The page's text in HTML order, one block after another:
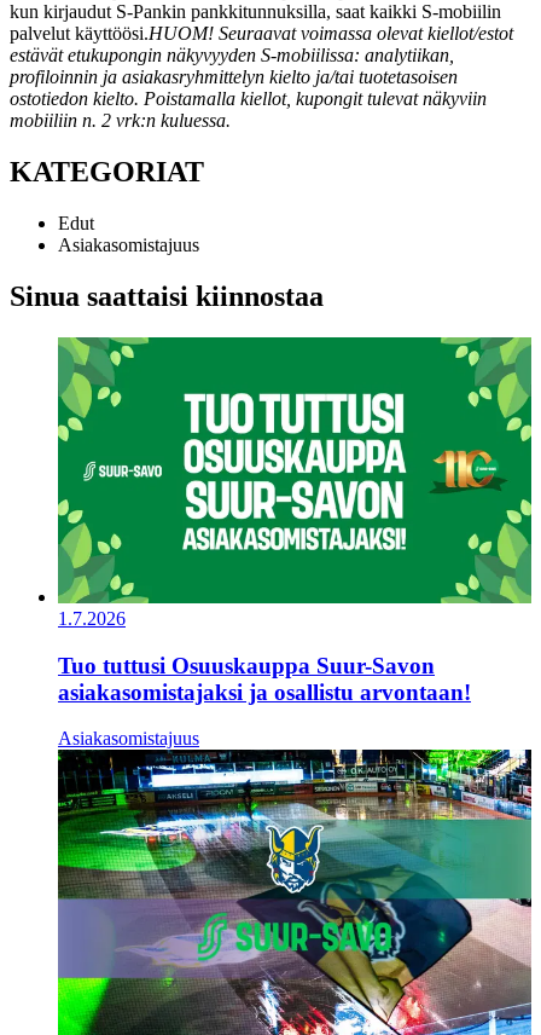
kun kirjaudut S-Pankin pankkitunnuksilla, saat kaikki S-mobiilin
palvelut käyttöösi.HUOM! Seuraavat voimassa olevat kiellot/estot
estävät etukupongin näkyvyyden S-mobiilissa: analytiikan,
profiloinnin ja asiakasryhmittelyn kielto ja/tai tuotetasoisen
ostotiedon kielto. Poistamalla kiellot, kupongit tulevat näkyviin
mobiiliin n. 2 vrk:n kuluessa.
KATEGORIAT
Edut
Asiakasomistajuus
Sinua saattaisi kiinnostaa
1.7.2026
Tuo tuttusi Osuuskauppa Suur-Savon
asiakasomistajaksi ja osallistu arvontaan!
Asiakasomistajuus